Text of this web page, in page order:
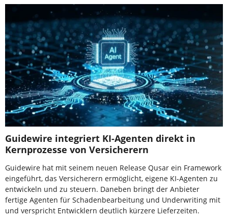
Guidewire integriert KI-Agenten direkt in
Kernprozesse von Versicherern
Guidewire hat mit seinem neuen Release Qusar ein Framework
eingeführt, das Versicherern ermöglicht, eigene KI-Agenten zu
entwickeln und zu steuern. Daneben bringt der Anbieter
fertige Agenten für Schadenbearbeitung und Underwriting mit
und verspricht Entwicklern deutlich kürzere Lieferzeiten.